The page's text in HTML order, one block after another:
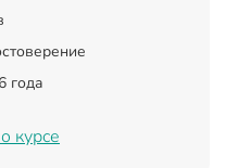
года
курсе